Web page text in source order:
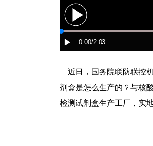
近日，国务院联防联控
剂盒是怎么生产的？与核
检测试剂盒生产工厂，实